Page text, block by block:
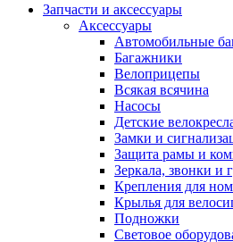
Запчасти и аксессуары
Аксессуары
Автомобильные
Багажники
Велоприцепы
Всякая всячина
Насосы
Детские
Замки и
Защита рамы и
Зеркала, звонки и
Крепления для
Крылья для
Подножки
Световое